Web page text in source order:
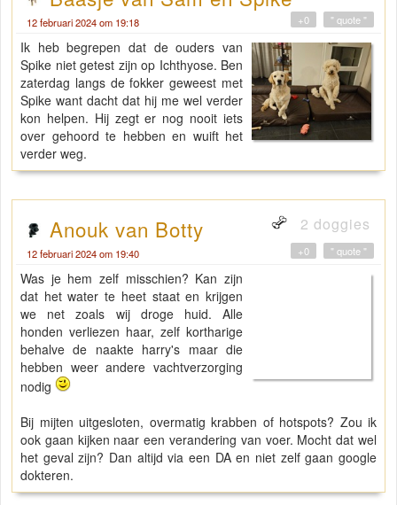
12 februari 2024 om 19:18 " quote "
+0
Ik heb begrepen dat de ouders van
Spike niet getest zijn op Ichthyose. Ben
zaterdag langs de fokker geweest met
Spike want dacht dat hij me wel verder
kon helpen. Hij zegt er nog nooit iets
over gehoord te hebben en wuift het
verder weg.
Anouk van Botty 2 doggies
12 februari 2024 om 19:40 " quote "
+0
Was je hem zelf misschien? Kan zijn
dat het water te heet staat en krijgen
we net zoals wij droge huid. Alle
honden verliezen haar, zelf kortharige
behalve de naakte harry's maar die
hebben weer andere vachtverzorging
nodig
Bij mijten uitgesloten, overmatig krabben of hotspots? Zou ik
ook gaan kijken naar een verandering van voer. Mocht dat wel
het geval zijn? Dan altijd via een DA en niet zelf gaan google
dokteren.